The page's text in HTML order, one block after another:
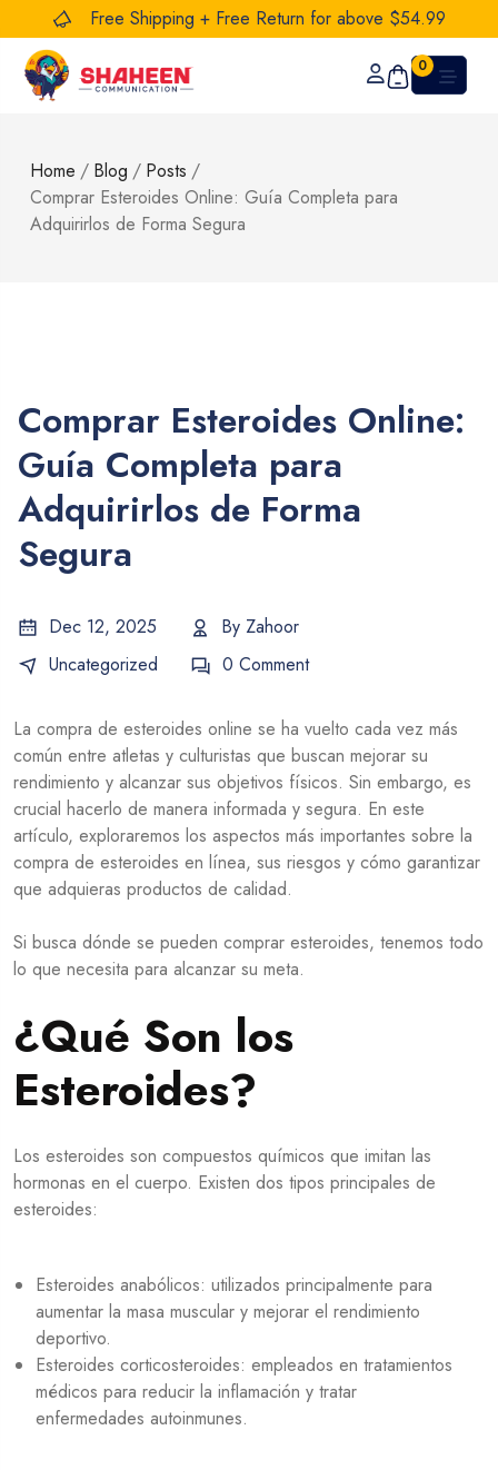
Free Shipping + Free Return for above $54.99
0
Home / Blog / Posts /
Comprar Esteroides Online: Guía Completa para
Adquirirlos de Forma Segura
Comprar Esteroides Online:
Guía Completa para
Adquirirlos de Forma
Segura
Dec 12, 2025 By Zahoor
Uncategorized
0 Comment
La compra de esteroides online se ha vuelto cada vez más
común entre atletas y culturistas que buscan mejorar su
rendimiento y alcanzar sus objetivos físicos. Sin embargo, es
crucial hacerlo de manera informada y segura. En este
artículo, exploraremos los aspectos más importantes sobre la
compra de esteroides en línea, sus riesgos y cómo garantizar
que adquieras productos de calidad.
Si busca dónde se pueden comprar esteroides, tenemos todo
lo que necesita para alcanzar su meta.
¿Qué Son los
Esteroides?
Los esteroides son compuestos químicos que imitan las
hormonas en el cuerpo. Existen dos tipos principales de
esteroides:
Esteroides anabólicos: utilizados principalmente para
aumentar la masa muscular y mejorar el rendimiento
deportivo.
Esteroides corticosteroides: empleados en tratamientos
médicos para reducir la inflamación y tratar
enfermedades autoinmunes.